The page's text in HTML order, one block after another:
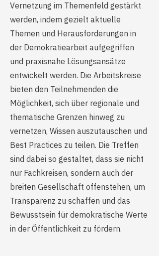
Vernetzung im Themenfeld gestärkt
werden, indem gezielt aktuelle
Themen und Herausforderungen in
der Demokratiearbeit aufgegriffen
und praxisnahe Lösungsansätze
entwickelt werden. Die Arbeitskreise
bieten den Teilnehmenden die
Möglichkeit, sich über regionale und
thematische Grenzen hinweg zu
vernetzen, Wissen auszutauschen und
Best Practices zu teilen. Die Treffen
sind dabei so gestaltet, dass sie nicht
nur Fachkreisen, sondern auch der
breiten Gesellschaft offenstehen, um
Transparenz zu schaffen und das
Bewusstsein für demokratische Werte
in der Öffentlichkeit zu fördern.